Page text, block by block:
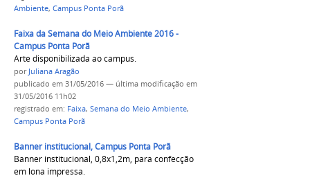
Ambiente, Campus Ponta Porã
Faixa da Semana do Meio Ambiente 2016 -
Campus Ponta Porã
Arte disponibilizada ao campus.
por Juliana Aragão
publicado em 31/05/2016 — última modificação em
31/05/2016 11h02
registrado em: Faixa, Semana do Meio Ambiente,
Campus Ponta Porã
Banner institucional, Campus Ponta Porã
Banner institucional, 0,8x1,2m, para confecção
em lona impressa.